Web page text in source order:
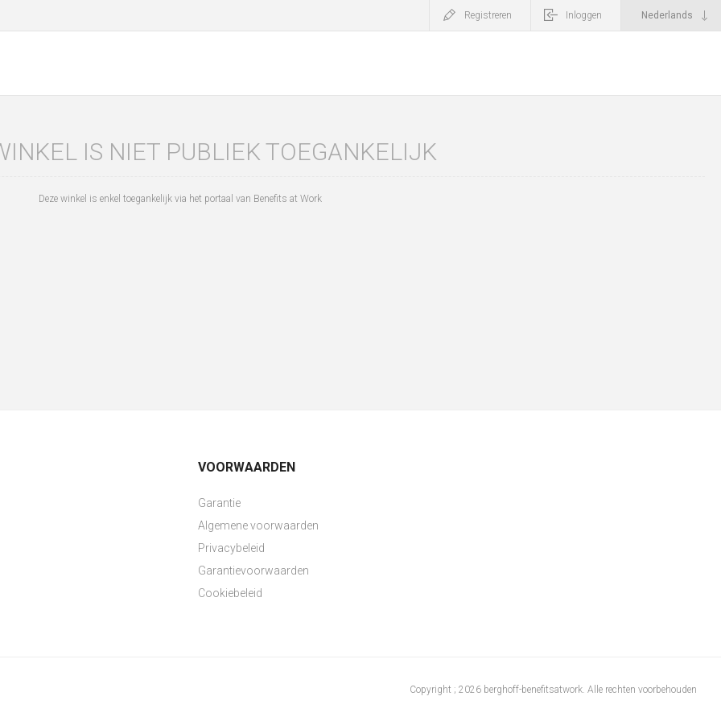
Registreren Inloggen
IS NIET PUBLIEK TOEGANKELIJK
Deze winkel is enkel toegankelijk via het portaal van Benefits at Work
VOORWAARDEN
Garantie
Algemene voorwaarden
Privacybeleid
Garantievoorwaarden
Cookiebeleid
Copyright ; 2026 berghoff-benefitsatwork. Alle rechten voorbehouden